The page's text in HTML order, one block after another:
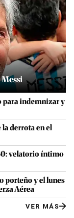
Messi
para indemnizar y
la derrota en el
velatorio íntimo
porteño y el lunes
Aérea
VER MÁS